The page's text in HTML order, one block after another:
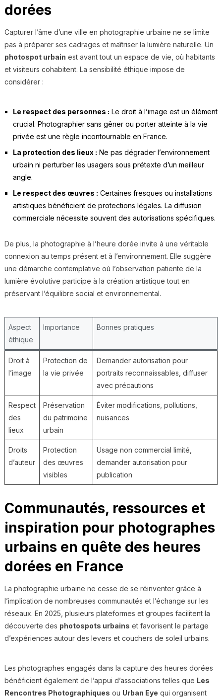
dorées
Capturer l’âme d’une ville en photographie urbaine ne se limite
pas à préparer ses cadrages et maîtriser la lumière naturelle. Un
photospot urbain est avant tout un espace de vie, où habitants
et visiteurs cohabitent. La sensibilité éthique impose de
considérer :
Le respect des personnes : Le droit à l’image est un élément
crucial. Photographier sans gêner ou porter atteinte à la vie
privée est une règle incontournable en France.
La protection des lieux : Ne pas dégrader l’environnement
urbain ni perturber les usagers sous prétexte d’un meilleur
angle.
Le respect des œuvres : Certaines fresques ou installations
artistiques bénéficient de protections légales. La diffusion
commerciale nécessite souvent des autorisations spécifiques.
De plus, la photographie à l’heure dorée invite à une véritable
connexion au temps présent et à l’environnement. Elle suggère
une démarche contemplative où l’observation patiente de la
lumière évolutive participe à la création artistique tout en
préservant l’équilibre social et environnemental.
Aspect
éthique
Importance Bonnes pratiques
Droit à
l’image
Protection de
la vie privée
Demander autorisation pour
portraits reconnaissables, diffuser
avec précautions
Respect
des
lieux
Préservation
du patrimoine
urbain
Éviter modifications, pollutions,
nuisances
Droits
d’auteur
Protection
des œuvres
visibles
Usage non commercial limité,
demander autorisation pour
publication
Communautés, ressources et
inspiration pour photographes
urbains en quête des heures
dorées en France
La photographie urbaine ne cesse de se réinventer grâce à
l’implication de nombreuses communautés et l’échange sur les
réseaux. En 2025, plusieurs plateformes et groupes facilitent la
découverte des photospots urbains et favorisent le partage
d’expériences autour des levers et couchers de soleil urbains.
Les photographes engagés dans la capture des heures dorées
bénéficient également de l’appui d’associations telles que Les
Rencontres Photographiques ou Urban Eye qui organisent